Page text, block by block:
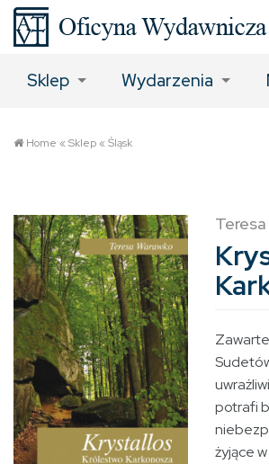
Sklep Wydarzenia
Home «Sklep«Śląsk
potrafi
żyjące